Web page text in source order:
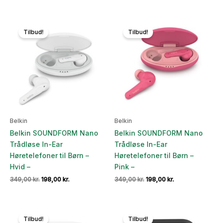
Tilbud!
Belkin
Belkin SOUNDFORM Nano
Trådløse In-Ear
Høretelefoner til Børn –
Hvid –
349,00kr. Den
198,00 kr.Den
Tilbud!
Belkin
Belkin SOUNDFORM Nano
Trådløse In-Ear
Høretelefoner til Børn –
Pink –
349,00kr. Den
198,00 kr.Den
Tilbud!
Tilbud!